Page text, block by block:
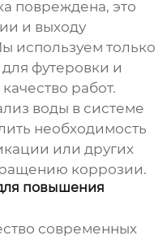
повреждена, это
и выходу
используем только
футеровки и
работ.
воды в системе
необходимость
или других
коррозии.
повышения
современных